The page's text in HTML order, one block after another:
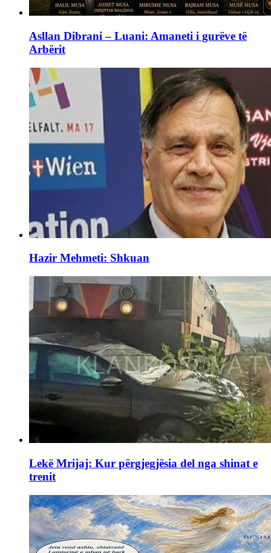
Asllan Dibrani – Luani: Amaneti i gurëve të
Arbërit
Hazir Mehmeti: Shkuan
Lekë Mrijaj: Kur përgjegjësia del nga shinat e
trenit